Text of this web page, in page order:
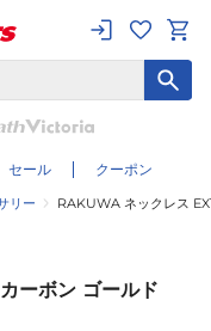
セール クーポン
リー RAKUWA ネックレス
ーボン ゴールド